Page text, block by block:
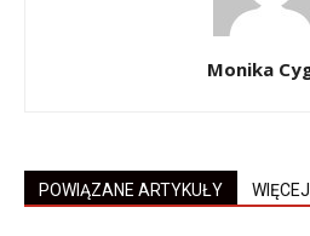
Monika
POWIĄZANE ARTYKUŁY